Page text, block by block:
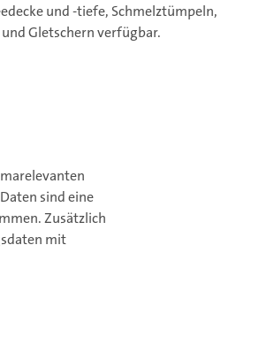
und -tiefe, Schmelztümpeln,
Gletschern verfügbar.
sind eine
Zusätzlich
mit